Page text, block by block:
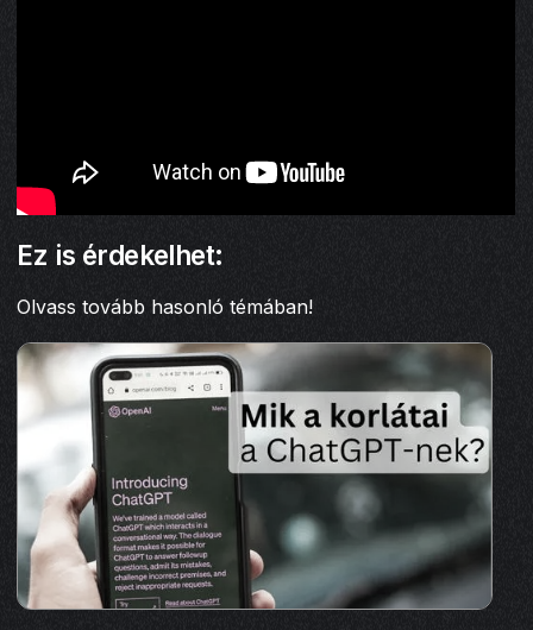
Ez is érdekelhet:
Olvass tovább hasonló témában!